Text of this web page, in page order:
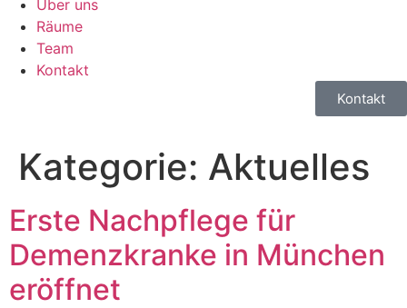
Über uns
Räume
Team
Kontakt
Kontakt
Kategorie: Aktuelles
Erste Nachpflege für
Demenzkranke in München
eröffnet